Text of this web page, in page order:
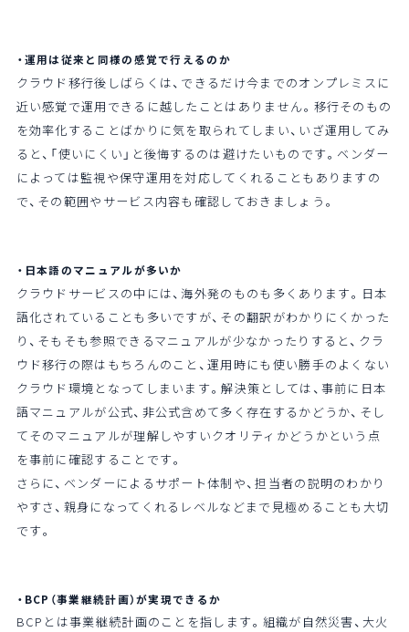
・運用は従来と同様の感覚で行えるのか
クラウド移行後しばらくは、できるだけ今までのオンプレミスに
近い感覚で運用できるに越したことはありません。移行そのもの
を効率化することばかりに気を取られてしまい、いざ運用してみ
ると、「使いにくい」と後悔するのは避けたいものです。ベンダー
によっては監視や保守運用を対応してくれることもありますの
で、その範囲やサービス内容も確認しておきましょう。
・日本語のマニュアルが多いか
クラウドサービスの中には、海外発のものも多くあります。日本
語化されていることも多いですが、その翻訳がわかりにくかった
り、そもそも参照できるマニュアルが少なかったりすると、クラ
ウド移行の際はもちろんのこと、運用時にも使い勝手のよくない
クラウド環境となってしまいます。解決策としては、事前に日本
語マニュアルが公式、非公式含めて多く存在するかどうか、そし
てそのマニュアルが理解しやすいクオリティかどうかという点
を事前に確認することです。
さらに、ベンダーによるサポート体制や、担当者の説明のわかり
やすさ、親身になってくれるレベルなどまで見極めることも大切
です。
・BCP（事業継続計画）が実現できるか
BCPとは事業継続計画のことを指します。組織が自然災害、大火